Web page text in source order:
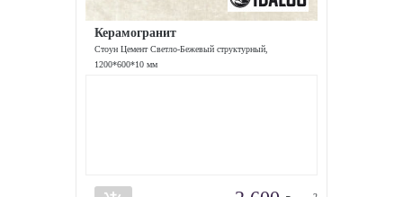
Керамогранит
Стоун Цемент Светло-Бежевый структурный,
1200*600*10 мм